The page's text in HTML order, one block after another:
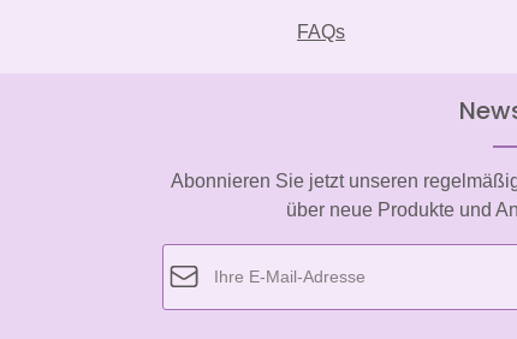
FAQs
Abonnieren Sie jetzt unseren
über neue Produkte und